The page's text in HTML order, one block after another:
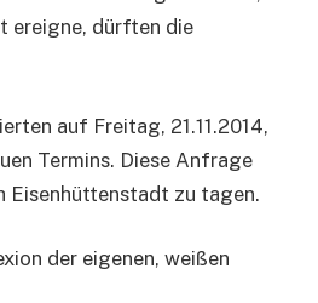
ereigne, dürften die
auf Freitag, 21.11.2014,
Termins. Diese Anfrage
Eisenhüttenstadt zu tagen.
der eigenen, weißen